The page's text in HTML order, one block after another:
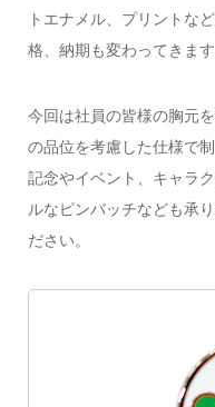
トエナメル、プリントな
格、納期も変わってきます
今回は社員の皆様の胸元
の品位を考慮した仕様で
記念やイベント、キャラ
ルなピンバッチなども承
ださい。